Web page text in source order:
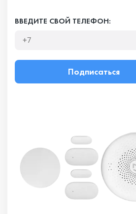
ВВЕДИТЕ СВОЙ ТЕЛЕФОН:
Подписаться